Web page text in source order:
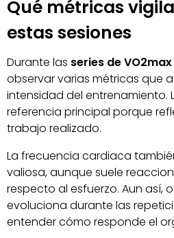
Qué métricas
estas sesiones
Durante las series de
observar varias métricas que
intensidad del entrenamiento.
referencia principal porque
trabajo realizado.
La frecuencia cardiaca
valiosa, aunque suele
respecto al esfuerzo. Aun así,
evoluciona durante las
entender cómo responde el